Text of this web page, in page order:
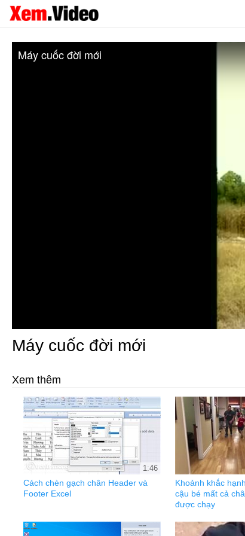
Máy cuốc đời mới
Máy cuốc đời mới
Xem thêm
1:46
Cách chèn gạch chân Header và
Footer Excel
Khoảnh khắc
cậu bé mất cả
được chạy